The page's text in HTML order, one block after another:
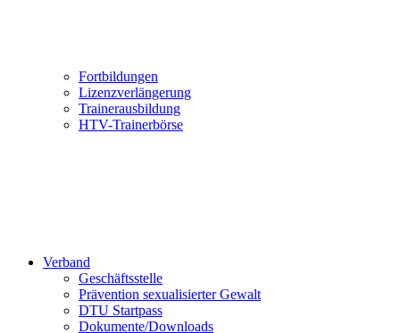
Fortbildungen
Lizenzverlängerung
Trainerausbildung
HTV-Trainerbörse
Verband
Geschäftsstelle
Prävention sexualisierter Gewalt
DTU Startpass
Dokumente/Downloads